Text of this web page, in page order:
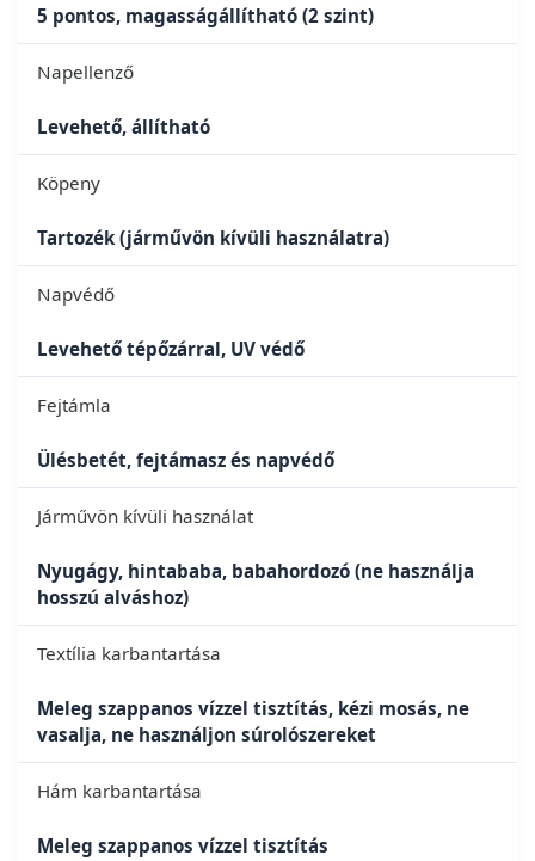
5 pontos, magasságállítható (2 szint)
Napellenző
Levehető, állítható
Köpeny
Tartozék (járművön kívüli használatra)
Napvédő
Levehető tépőzárral, UV védő
Fejtámla
Ülésbetét, fejtámasz és napvédő
Járművön kívüli használat
Nyugágy, hintababa, babahordozó (ne használja
hosszú alváshoz)
Textília karbantartása
Meleg szappanos vízzel tisztítás, kézi mosás, ne
vasalja, ne használjon súrolószereket
Hám karbantartása
Meleg szappanos vízzel tisztítás